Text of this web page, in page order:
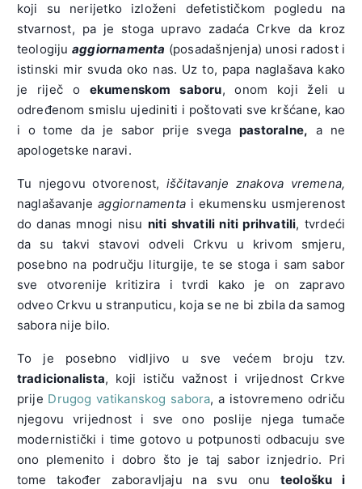
koji su nerijetko izloženi defetističkom pogledu na
stvarnost, pa je stoga upravo zadaća Crkve da kroz
teologiju aggiornamenta (posadašnjenja) unosi radost i
istinski mir svuda oko nas. Uz to, papa naglašava kako
je riječ o ekumenskom saboru, onom koji želi u
određenom smislu ujediniti i poštovati sve kršćane, kao
i o tome da je sabor prije svegapastoralne, a ne
apologetske naravi.
Tu njegovu otvorenost,iščitavanje znakova vremena,
naglašavanjeaggiornamentai ekumensku usmjerenost
do danas mnogi nisu niti shvatili niti prihvatili, tvrdeći
da su takvi stavovi odveli Crkvu u krivom smjeru,
posebno na području liturgije, te se stoga i sam sabor
sve otvorenije kritizira i tvrdi kako je on zapravo
odveo Crkvu u stranputicu, koja se ne bi zbila da samog
sabora nije bilo.
To je posebno vidljivo u sve većem broju tzv.
tradicionalista, koji ističu važnost i vrijednost Crkve
prije Drugog vatikanskog sabora, a istovremeno odriču
njegovu vrijednost i sve ono poslije njega tumače
modernistički i time gotovo u potpunosti odbacuju sve
ono plemenito i dobro što je taj sabor iznjedrio. Pri
tome također zaboravljaju na svu onu teološku i